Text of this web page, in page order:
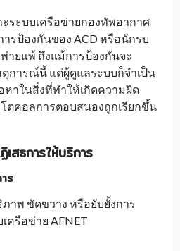
ะระบบเครือข่ายกองทัพอากาศ
รป้องกันของ ACD หรือนักรบ
ายแพ้ ถึงแม้การป้องกันจะ
ตุการณ์นี้ แต่ผู้ดูแลระบบก็จำเป็น
หาในสิ่งที่ทำให้เกิดความผิด
ตคอลการตอบสนองถูกเรียกขึ้น
สธการให้บริการ
ร
าพ ขัดขวาง หรือยับยั้งการ
ครือข่าย AFNET